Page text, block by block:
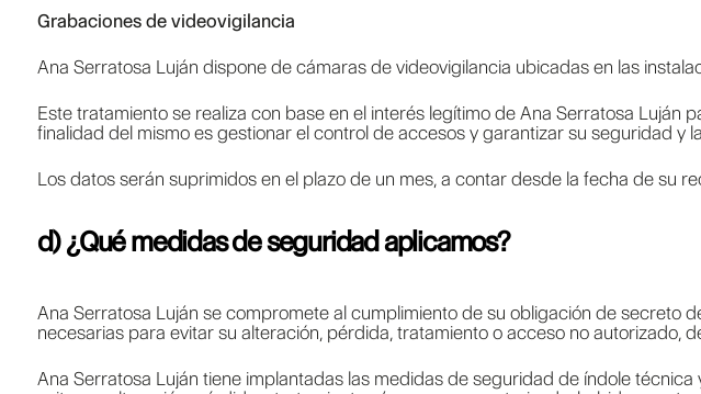
Grabaciones de videovigilancia
Ana Serratosa Luján dispone de cámaras de videovigilancia ubicadas en las
Este tratamiento se realiza con base en el interés legítimo de Ana Serratosa
finalidad del mismo es gestionar el control de accesos y garantizar su seguridad y
Los datos serán suprimidos en el plazo de un mes, a contar desde la fecha de su
d) ¿Qué medidas de seguridad aplicamos?
Ana Serratosa Luján se compromete al cumplimiento de su obligación de
necesarias para evitar su alteración, pérdida, tratamiento o acceso no autorizado,
Ana Serratosa Luján tiene implantadas las medidas de seguridad de índole